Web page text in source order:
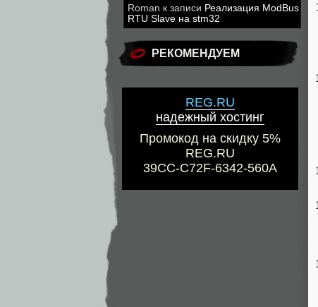
Roman к записи Реализация ModBus
RTU Slave на stm32
РЕКОМЕНДУЕМ
REG.RU
надежный хостинг
Промокод на скидку 5%
REG.RU
39CC-C72F-6342-560A